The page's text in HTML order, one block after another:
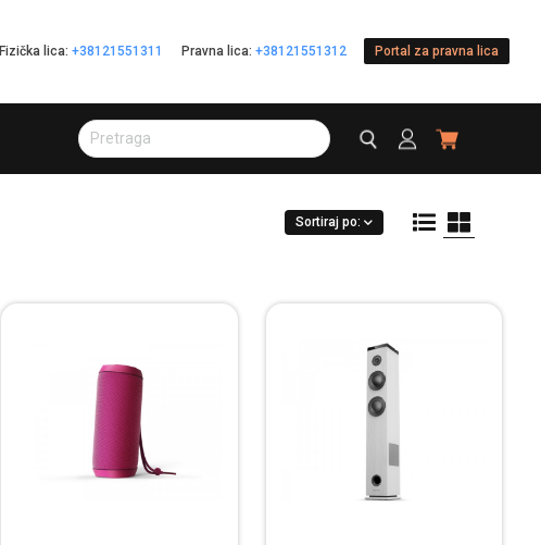
Fizička lica: +38121551311 Pravna lica: +38121551312 Portal za pravna lica
Sortiraj po: